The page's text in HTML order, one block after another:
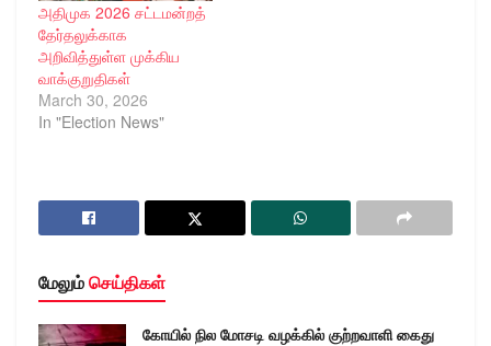
அதிமுக 2026 சட்டமன்றத்
தேர்தலுக்காக
அறிவித்துள்ள முக்கிய
வாக்குறுதிகள்
March 30, 2026
In "Election News"
மேலும்செய்திகள்
கோயில் நில மோசடி வழக்கில் குற்றவாளி கைது